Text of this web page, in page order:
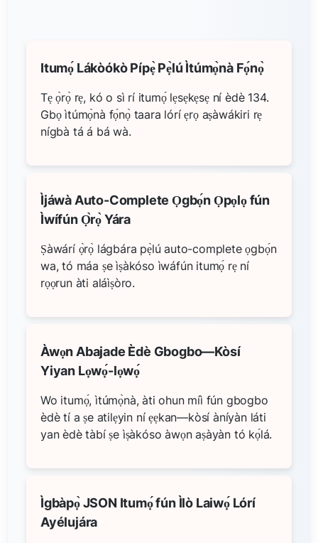
Itumọ́ Lákòókò Pípẹ̀ Pẹ̀lú Ìtúmọ̀nà Fọ́nọ̀
Tẹ ọ̀rọ̀ rẹ, kó o sì rí itumọ́ lẹsẹkẹsẹ ní èdè 134.
Gbọ ìtúmọ̀nà fọ́nọ̀ taara lórí ẹrọ aṣàwákiri rẹ
nígbà tá á bá wà.
Ìjáwà Auto-Complete Ọgbọ́n Ọpọlọ fún
Ìwífún Ọ̀rọ̀ Yára
Ṣàwárí ọ̀rọ̀ lágbára pẹ̀lú auto-complete ọgbọ́n
wa, tó máa ṣe ìṣàkóso ìwáfún itumọ́ rẹ ní
rọọrun àti aláìṣòro.
Àwọn Abajade Èdè Gbogbo—Kòsí
Yiyan Lọwọ́-lọwọ́
Wo itumọ́, ìtúmọ̀nà, àti ohun míì fún gbogbo
èdè tí a ṣe atilẹyin ní ẹẹkan—kòsí àníyàn láti
yan èdè tàbí ṣe ìṣàkóso àwọn aṣàyàn tó kọ́lá.
Ìgbàpọ̀ JSON Itumọ́ fún Ìlò Laiwọ́ Lórí
Ayélujára